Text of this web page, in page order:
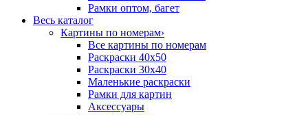
Рамки оптом, багет
Весь каталог
Картины по номерам›
Все картины по номерам
Раскраски 40х50
Раскраски 30х40
Маленькие раскраски
Рамки для картин
Аксессуары